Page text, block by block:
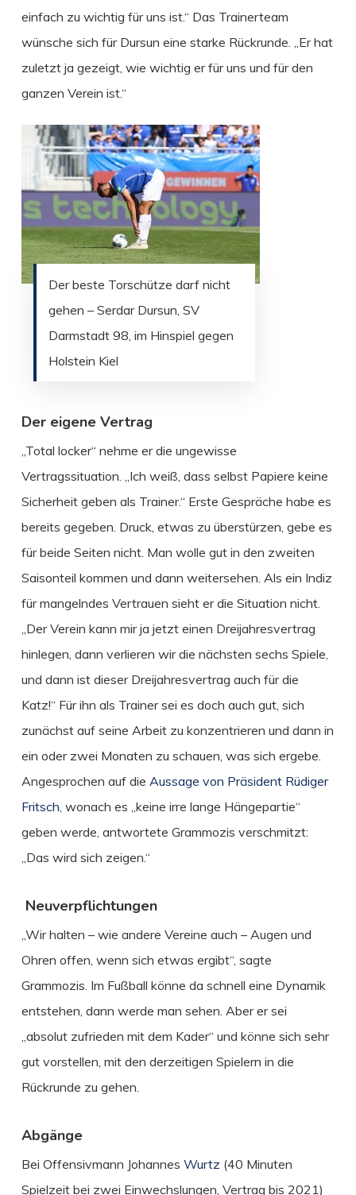
einfach zu wichtig für uns ist.“ Das Trainerteam
wünsche sich für Dursun eine starke Rückrunde. „Er hat
zuletzt ja gezeigt, wie wichtig er für uns und für den
ganzen Verein ist.“
Der beste Torschütze darf nicht
gehen – Serdar Dursun, SV
Darmstadt 98, im Hinspiel gegen
Holstein Kiel
Der eigene Vertrag
„Total locker“ nehme er die ungewisse
Vertragssituation. „Ich weiß, dass selbst Papiere keine
Sicherheit geben als Trainer.“ Erste Gespräche habe es
bereits gegeben. Druck, etwas zu überstürzen, gebe es
für beide Seiten nicht. Man wolle gut in den zweiten
Saisonteil kommen und dann weitersehen. Als ein Indiz
für mangelndes Vertrauen sieht er die Situation nicht.
„Der Verein kann mir ja jetzt einen Dreijahresvertrag
hinlegen, dann verlieren wir die nächsten sechs Spiele,
und dann ist dieser Dreijahresvertrag auch für die
Katz!“ Für ihn als Trainer sei es doch auch gut, sich
zunächst auf seine Arbeit zu konzentrieren und dann in
ein oder zwei Monaten zu schauen, was sich ergebe.
Angesprochen auf die Aussage von Präsident Rüdiger
Fritsch , wonach es „keine irre lange Hängepartie“
geben werde, antwortete Grammozis verschmitzt:
„Das wird sich zeigen.“
Neuverpflichtungen
„Wir halten – wie andere Vereine auch – Augen und
Ohren offen, wenn sich etwas ergibt“, sagte
Grammozis. Im Fußball könne da schnell eine Dynamik
entstehen, dann werde man sehen. Aber er sei
„absolut zufrieden mit dem Kader“ und könne sich sehr
gut vorstellen, mit den derzeitigen Spielern in die
Rückrunde zu gehen.
Abgänge
Bei Offensivmann Johannes Wurtz (40 Minuten
Spielzeit bei zwei Einwechslungen, Vertrag bis 2021)